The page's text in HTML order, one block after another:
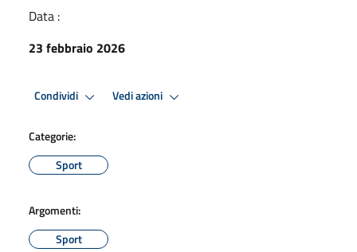
Data :
23 febbraio 2026
Condividi Vedi azioni
Categorie:
Sport
Argomenti:
Sport